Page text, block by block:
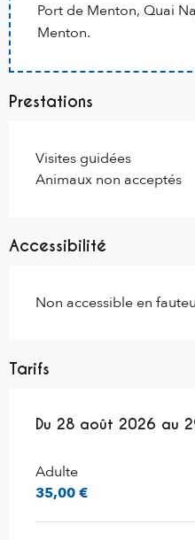
Port de Menton, Quai
Menton.
Prestations
Visites guidées
Animaux non acceptés
Accessibilité
Non accessible en
Tarifs
Du 28 août 2026 au
Du 28 août 2026 au
Adulte
35,00 €